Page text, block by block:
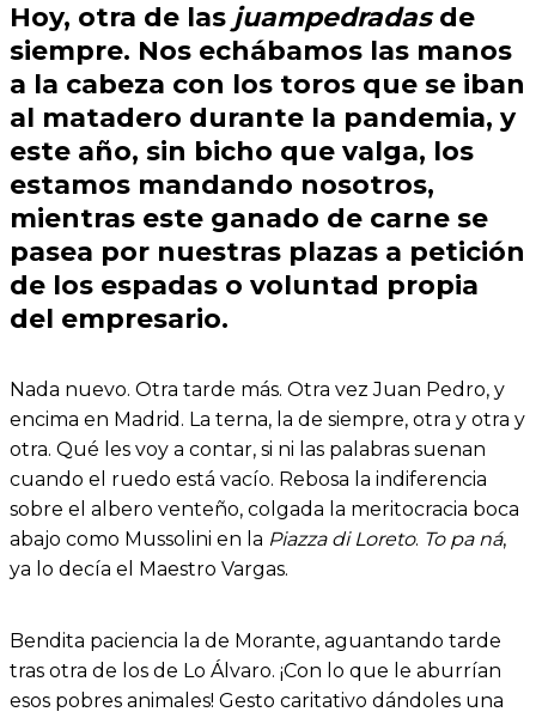
Hoy, otra de las juampedradasde
siempre. Nos echábamos las manos
a la cabeza con los toros que se iban
al matadero durante la pandemia, y
este año, sin bicho que valga, los
estamos mandando nosotros,
mientras este ganado de carne se
pasea por nuestras plazas a petición
de los espadas o voluntad propia
del empresario.
Nada nuevo. Otra tarde más. Otra vez Juan Pedro, y
encima en Madrid. La terna, la de siempre, otra y otra y
otra. Qué les voy a contar, si ni las palabras suenan
cuando el ruedo está vacío. Rebosa la indiferencia
sobre el albero venteño, colgada la meritocracia boca
abajo como Mussolini en la Piazza di Loreto. To pa ná,
ya lo decía el Maestro Vargas.
Bendita paciencia la de Morante, aguantando tarde
tras otra de los de Lo Álvaro. ¡Con lo que le aburrían
esos pobres animales! Gesto caritativo dándoles una